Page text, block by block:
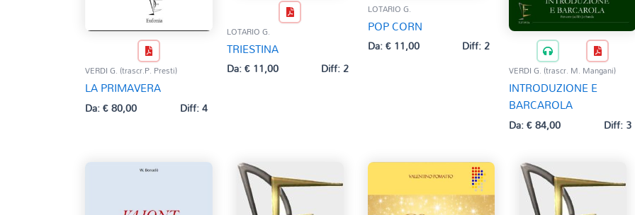
VERDI G. (trascr.P. Presti)
LA PRIMAVERA
Da:€80,00 Diff: 4
LOTARIO G.
TRIESTINA
Da:€11,00 Diff: 2
LOTARIO G.
POP CORN
Da:€11,00 Diff: 2
VERDI G. (trascr. M. Mangani)
INTRODUZIONE E
BARCAROLA
Da:€84,00 Diff: 3